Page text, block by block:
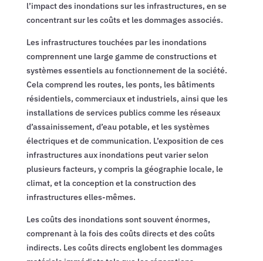
l’impact des inondations sur les infrastructures, en se
concentrant sur les coûts et les dommages associés.
Les infrastructures touchées par les inondations
comprennent une large gamme de constructions et
systèmes essentiels au fonctionnement de la société.
Cela comprend les routes, les ponts, les bâtiments
résidentiels, commerciaux et industriels, ainsi que les
installations de services publics comme les réseaux
d’assainissement, d’eau potable, et les systèmes
électriques et de communication. L’exposition de ces
infrastructures aux inondations peut varier selon
plusieurs facteurs, y compris la géographie locale, le
climat, et la conception et la construction des
infrastructures elles-mêmes.
Les coûts des inondations sont souvent énormes,
comprenant à la fois des coûts directs et des coûts
indirects. Les coûts directs englobent les dommages